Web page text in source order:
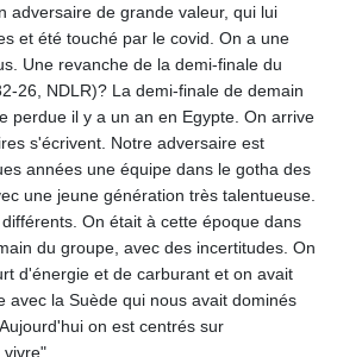
LBP
103184.797064
LKR 386.957729
LRD 209.279064
LSL 18.827806
LTL 3.402321
LVL 0.69699
LYD 7.340045
MAD 10.750001
MDL 20.044018
MGA 4952.861796
MKD 61.416684
MMK 2419.103149
adversaire de grande valeur, qui lui
et été touché par le covid. On a une
Une revanche de la demi-finale du
26, NDLR)? La demi-finale de demain
perdue il y a un an en Egypte. On arrive
s'écrivent. Notre adversaire est
années une équipe dans le gotha des
une jeune génération très talentueuse.
On était à cette époque dans
du groupe, avec des incertitudes. On
d'énergie et de carburant et on avait
avec la Suède qui nous avait dominés
on est centrés sur